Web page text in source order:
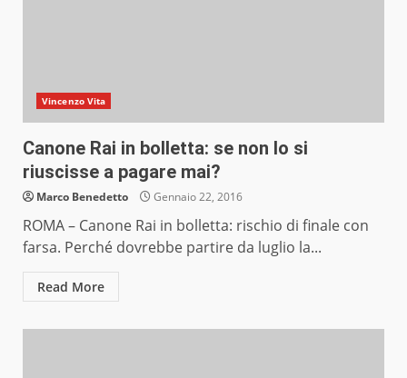
Vincenzo Vita
Canone Rai in bolletta: se non lo si
riuscisse a pagare mai?
Marco Benedetto Gennaio 22, 2016
ROMA – Canone Rai in bolletta: rischio di finale con
farsa. Perché dovrebbe partire da luglio la...
Read More